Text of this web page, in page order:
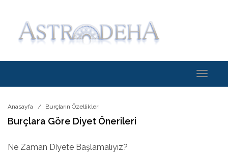
Toggle
Anasayfa Burçların Özellikleri
Burçlara Göre Diyet Önerileri
Ne Zaman Diyete Başlamalıyız?